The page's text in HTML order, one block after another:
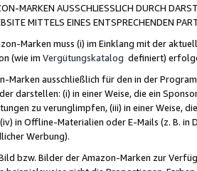
MARKEN AUSSCHLIESSLICH DURCH
MITTELS EINES ENTSPRECHENDEN
Marken muss (i) im Einklang mit der
(wie im Vergütungskatalog definiert)
Marken ausschließlich für den in der
darstellen: (i) in einer Weise, die ein
zu verunglimpfen, (iii) in einer Weise,
in Offline-Materialien oder E-Mails (z. B. in
Werbung).
bzw. Bilder der Amazon-Marken zur